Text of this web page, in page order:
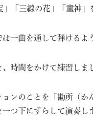
「三線の花」「童神」
一曲を通して弾けるよ
時間をかけて練習しま
ンのことを「勘所（か
つ下にずらして演奏し